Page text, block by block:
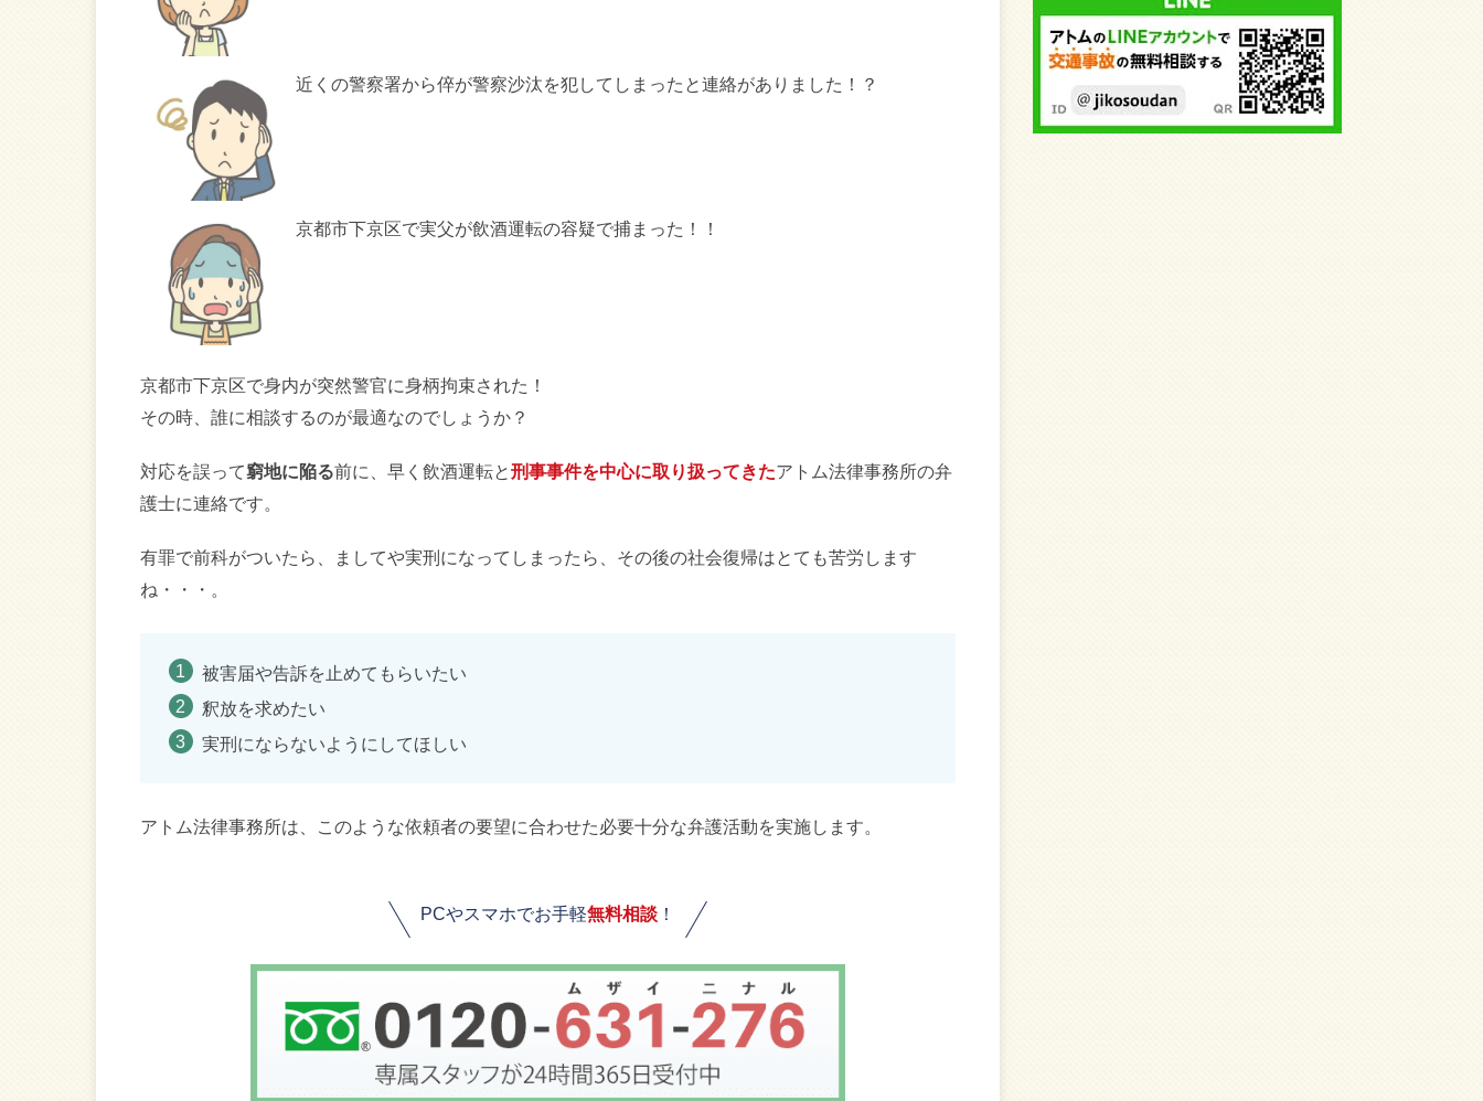
近くの警察署から倅が警察沙汰を犯してしまったと連絡がありました！？
京都市下京区で実父が飲酒運転の容疑で捕まった！！
京都市下京区で身内が突然警官に身柄拘束された！
その時、誰に相談するのが最適なのでしょうか？
対応を誤って窮地に陥る前に、早く飲酒運転と刑事事件を中心に取り扱ってきたアトム法律事務所の弁
護士に連絡です。
有罪で前科がついたら、ましてや実刑になってしまったら、その後の社会復帰はとても苦労します
ね・・・。
被害届や告訴を止めてもらいたい
釈放を求めたい
実刑にならないようにしてほしい
アトム法律事務所は、このような依頼者の要望に合わせた必要十分な弁護活動を実施します。
PCやスマホでお手軽無料相談 ！